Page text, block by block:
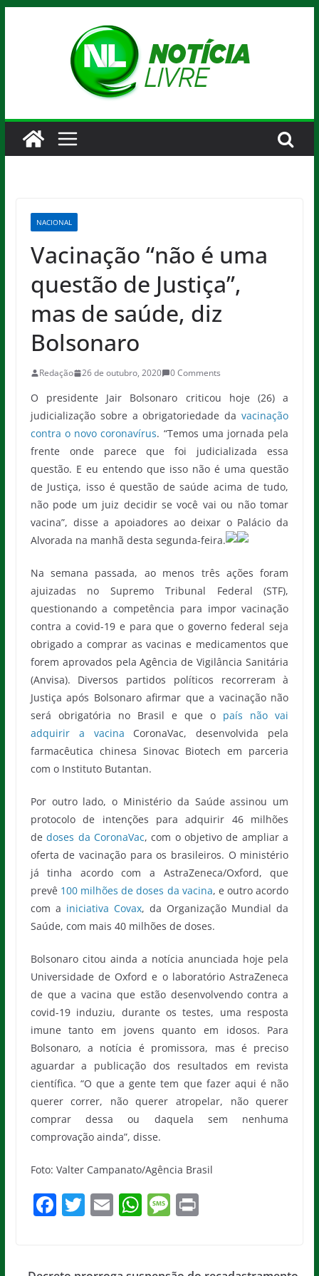
NACIONAL
Vacinação “não é uma
questão de Justiça”,
mas de saúde, diz
Bolsonaro
Redação 26 de outubro, 2020 0 Comments
O presidente Jair Bolsonaro criticou hoje (26) a
judicialização sobre a obrigatoriedade davacinação
contra o novo coronavírus. “Temos uma jornada pela
frente onde parece que foi judicializada essa
questão. E eu entendo que isso não é uma questão
de Justiça, isso é questão de saúde acima de tudo,
não pode um juiz decidir se você vai ou não tomar
vacina”, disse a apoiadores ao deixar o Palácio da
Alvorada na manhã desta segunda-feira.
Na semana passada, ao menos três ações foram
ajuizadas no Supremo Tribunal Federal (STF),
questionando a competência para impor vacinação
contra a covid-19 e para que o governo federal seja
obrigado a comprar as vacinas e medicamentos que
forem aprovados pela Agência de Vigilância Sanitária
(Anvisa). Diversos partidos políticos recorreram à
Justiça após Bolsonaro afirmar que a vacinação não
será obrigatória no Brasil e que o país não vai
adquirir a vacina CoronaVac, desenvolvida pela
farmacêutica chinesa Sinovac Biotech em parceria
com o Instituto Butantan.
Por outro lado, o Ministério da Saúde assinou um
protocolo de intenções para adquirir 46 milhões
dedoses da CoronaVac, com o objetivo de ampliar a
oferta de vacinação para os brasileiros. O ministério
já tinha acordo com a AstraZeneca/Oxford, que
prevê 100 milhões de doses da vacina, e outro acordo
com a iniciativa Covax, da Organização Mundial da
Saúde, com mais 40 milhões de doses.
Bolsonaro citou ainda a notícia anunciada hoje pela
Universidade de Oxford e o laboratório AstraZeneca
de que a vacina que estão desenvolvendo contra a
covid-19 induziu, durante os testes, uma resposta
imune tanto em jovens quanto em idosos. Para
Bolsonaro, a notícia é promissora, mas é preciso
aguardar a publicação dos resultados em revista
científica. “O que a gente tem que fazer aqui é não
querer correr, não querer atropelar, não querer
comprar dessa ou daquela sem nenhuma
comprovação ainda”, disse.
Foto: Valter Campanato/Agência Brasil
F T E W M Pr